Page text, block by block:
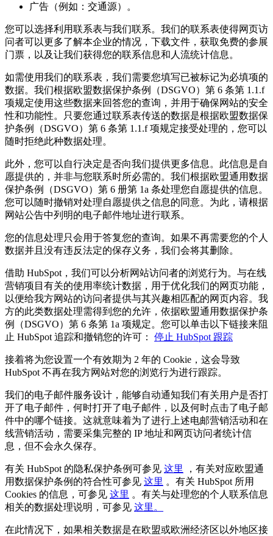
广告（例如：交通源）。
您可以选择利用联系表与我们联系。我们的联系表使得网页访
问者可以更多了解本企业的情况，下载文件，获取免费的参展
门票，以及让我们获得您的联系信息和人流统计信息。
如需使用我们的联系表，我们需要您填写已被标记为必填项的
数据。我们根据欧盟数据保护条例（DSGVO）第 6 条第 1.1.f
项规定使用这些数据来回答您的查询，并用于确保网站的安全
性和功能性。只要您通过联系表传送的数据是根据欧盟数据保
护条例（DSGVO）第 6 条第 1.1.f 项规定接受处理的，您可以
随时拒绝此种数据处理。
此外，您可以自行决定是否向我们提供更多信息。此信息是自
愿提供的，并非与您联系时所必需的。我们根据欧盟通用数据
保护条例（DSGVO）第 6 册第 1a 条处理您自愿提供的信息。
您可以随时撤销对处理自愿提供之信息的同意。为此，请根据
网站公告中列明的电子邮件地址进行联系。
您的信息处理只会用于答复您的查询。如果不再需要您的个人
数据并且没有违反法定的保存义务，我们会将其删除。
借助 HubSpot，我们可以分析网站访问者的浏览行为。与在线
营销项目有关的使用率统计数据，用于优化我们的网页功能，
以便给我方网站的访问者提供与其兴趣相匹配的网页内容。我
方的此类数据处理需得到您的允许，依据欧盟通用数据保护条
例（DSGVO）第 6 条第 1a 项规定。您可以单击以下链接来阻
止 HubSpot 追踪和撤销您的许可： 停止 HubSpot 跟踪
接着将为您设置一个有效期为 2 年的 Cookie，这会导致
HubSpot 不再在我方网站对您的浏览行为进行跟踪。
我们的电子邮件服务设计，能够自动通知我们有关用户是否打
开了电子邮件，何时打开了电子邮件，以及何时点击了电子邮
件中的哪个链接。这就意味着为了进行上述电邮营销活动和在
线营销活动，需要采集完整的 IP 地址和网页访问者统计信
息，但不会永久保存。
有关 HubSpot 的隐私保护条例可参见 这里
，有关对应欧盟通
用数据保护条例的符合性可参见 这里 。有关 HubSpot 所用
Cookies 的信息，可参见 这里 。有关与处理您的个人联系信息
相关的数据处理说明，可参见 这里。
在此情况下，如果相关数据是在欧盟或欧洲经济区以外地区接